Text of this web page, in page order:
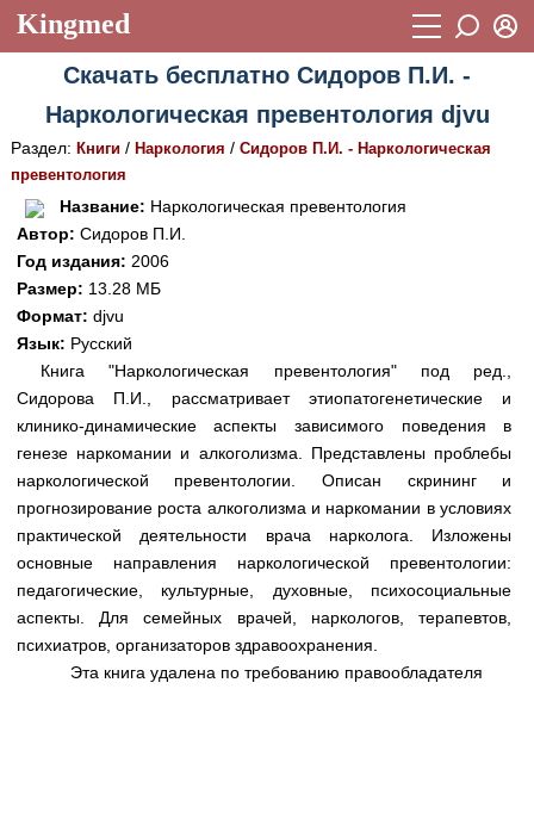
Kingmed
Учебный материал
Видеогалерея 899
Фотогалерея
Истории болезней
Лекции и презентации
Аккредитационные тесты
Методические рекомендации
Научно-популярное
Статьи
Медицинская стандартизация
Нормативы экстренной и неотложной помощи
исследований
Пароль
Восстановить пароль
Регистрация
Скачать бесплатно Сидоров П.И. -
Наркологическая превентология djvu
Раздел: Книги/ Наркология / Сидоров П.И. - Наркологическая
превентология
Название: Наркологическая превентология
Автор: Сидоров П.И.
Год издания: 2006
Размер: 13.28 МБ
Формат: djvu
Язык: Русский
Книга "Наркологическая превентология" под ред.,
Сидорова П.И., рассматривает этиопатогенетические и
клинико-динамические аспекты зависимого поведения в
генезе наркомании и алкоголизма. Представлены проблебы
наркологической превентологии. Описан скрининг и
прогнозирование роста алкоголизма и наркомании в условиях
практической деятельности врача нарколога. Изложены
основные направления наркологической превентологии:
педагогические, культурные, духовные, психосоциальные
аспекты. Для семейных врачей, наркологов, терапевтов,
психиатров, организаторов здравоохранения.
Эта книга удалена по требованию правообладателя